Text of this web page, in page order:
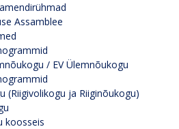
Assamblee
/ EV Ülemnõukogu
(Riigivolikogu ja Riiginõukogu)
koosseis